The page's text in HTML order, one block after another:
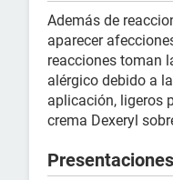
Además de
aparecer
reacciones toman
alérgico debido a
aplicación, ligeros
crema Dexeryl
Presentaciones